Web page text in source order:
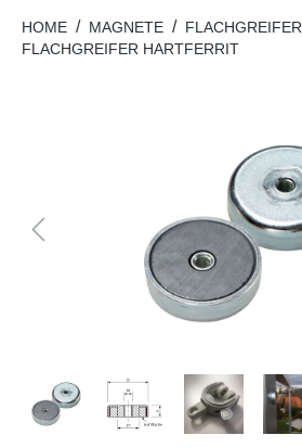
HOME / MAGNETE / FLACHGREIFER
FLACHGREIFER HARTFERRIT